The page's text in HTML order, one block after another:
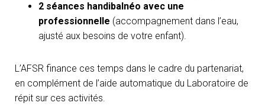
2 séances handibalnéo avec une
professionnelle (accompagnement dans l’eau,
ajusté aux besoins de votre enfant).
L’AFSR finance ces temps dans le cadre du partenariat,
en complément de l’aide automatique du Laboratoire de
répit sur ces activités.